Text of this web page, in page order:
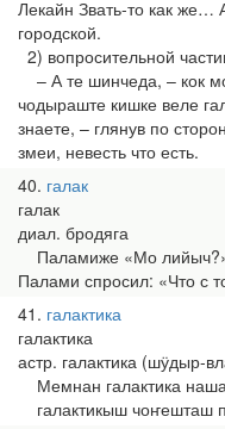
Лекайн Звать-то как же…
городской.
2) вопросительной
– А те шинчеда, – кок
чодыраште кишке веле
знаете, – глянув по
змеи, невесть что есть.
40 галак
галак
диал. бродяга
Паламиже «Мо
Палами спросил: «Что с
41 галактика
галактика
астр. галактика (шӱдыр-
Мемнан галактика наша
галактикыш чоҥешташ